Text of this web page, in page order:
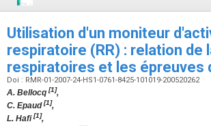
Utilisation d'un moniteur
respiratoire (RR) : relation
respiratoires et les
Doi : RMR-01-2007-24-HS1-0761-8425-101019-200520262
A. Bellocq [1],
C. Epaud[1],
L. Hafi[1],